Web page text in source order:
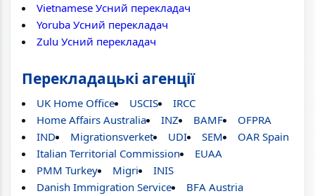
Vietnamese Усний перекладач
Yoruba Усний перекладач
Zulu Усний перекладач
Перекладацькі агенції
UK Home Office USCIS
IRCC
Home Affairs Australia
INZ BAMF
OFPRA
IND
Migrationsverket UDI SEM
OAR Spain
Italian Territorial Commission
EUAA
PMM Turkey
Migri
INIS
Danish Immigration Service
BFA Austria